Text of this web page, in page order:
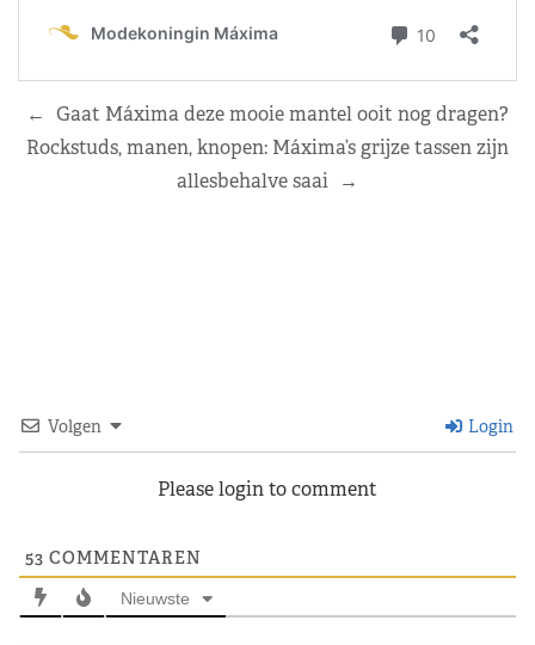
← Gaat Máxima deze mooie mantel ooit nog dragen?
Rockstuds, manen, knopen: Máxima’s grijze tassen zijn
allesbehalve saai →
Volgen Login
Please login to comment
53 COMMENTAREN
Nieuwste